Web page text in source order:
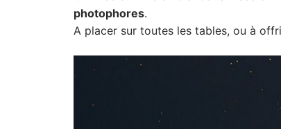
photophores.
A placer sur toutes les tables, ou à